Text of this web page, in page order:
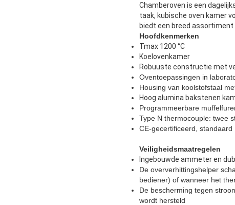
Chamberoven is een
taak, kubische oven kamer
biedt een breed
Hoofdkenmerken
Tmax 1200 °C
Koelovenkamer
Robuuste constructie met
Oventoepassingen in
Housing van koolstofstaal
Hoog alumina bakstenen
Programmeerbare
Type N thermocouple: twee
CE-gecertificeerd, standaard
Veiligheidsmaatregelen
Ingebouwde ammeter en
De oververhittingshelper
bediener) of wanneer het
De bescherming tegen
wordt hersteld